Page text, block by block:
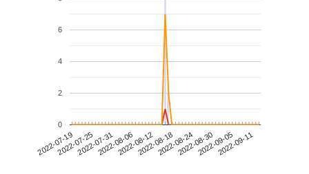
2022-07-192022-07-252022-07-312022-08-062022-08-122022-08-182022-08-242022-08-302022-09-052022-09-11
0
2
4
6